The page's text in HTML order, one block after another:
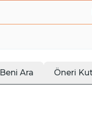
Beni Ara Öneri